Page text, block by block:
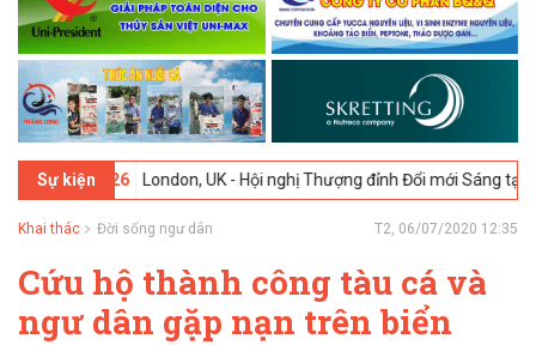
Sự kiện
2026 London, UK - Hội nghị Thượng đỉnh Đổi mới Sáng tạo trong
Khai thác Đời sống ngư dân T2, 06/07/2020 12:35
Cứu hộ thành công tàu cá và
ngư dân gặp nạn trên biển